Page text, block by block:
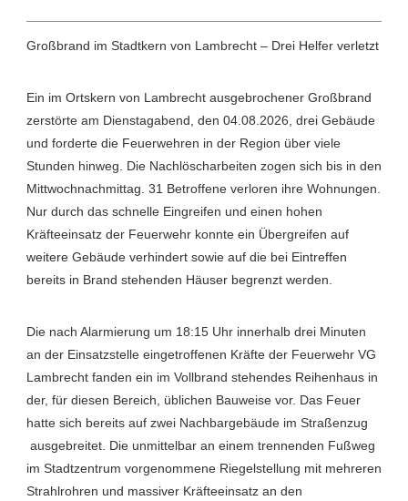
Großbrand im Stadtkern von Lambrecht – Drei Helfer verletzt
Ein im Ortskern von Lambrecht ausgebrochener Großbrand
zerstörte am Dienstagabend, den 04.08.2026, drei Gebäude
und forderte die Feuerwehren in der Region über viele
Stunden hinweg. Die Nachlöscharbeiten zogen sich bis in den
Mittwochnachmittag. 31 Betroffene verloren ihre Wohnungen.
Nur durch das schnelle Eingreifen und einen hohen
Kräfteeinsatz der Feuerwehr konnte ein Übergreifen auf
weitere Gebäude verhindert sowie auf die bei Eintreffen
bereits in Brand stehenden Häuser begrenzt werden.
Die nach Alarmierung um 18:15 Uhr innerhalb drei Minuten
an der Einsatzstelle eingetroffenen Kräfte der Feuerwehr VG
Lambrecht fanden ein im Vollbrand stehendes Reihenhaus in
der, für diesen Bereich, üblichen Bauweise vor. Das Feuer
hatte sich bereits auf zwei Nachbargebäude im Straßenzug
ausgebreitet. Die unmittelbar an einem trennenden Fußweg
im Stadtzentrum vorgenommene Riegelstellung mit mehreren
Strahlrohren und massiver Kräfteeinsatz an den